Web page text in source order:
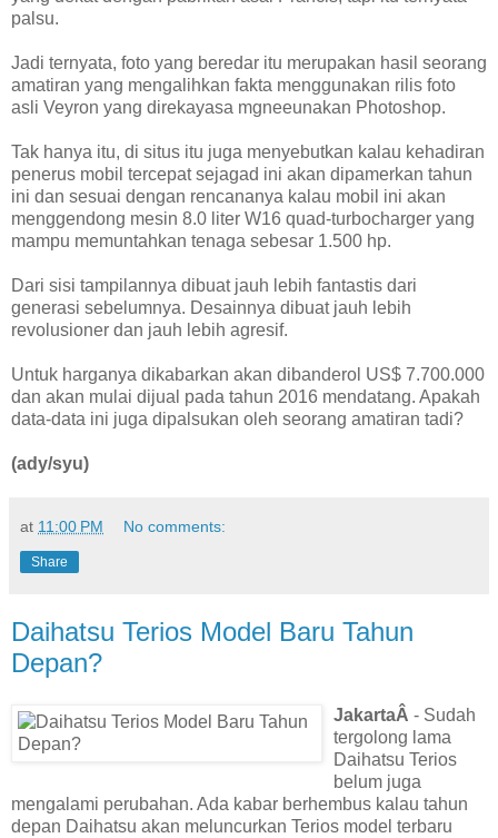
palsu.
Jadi ternyata, foto yang beredar itu merupakan hasil seorang
amatiran yang mengalihkan fakta menggunakan rilis foto
asli Veyron yang direkayasa mgneeunakan Photoshop.
Tak hanya itu, di situs itu juga menyebutkan kalau kehadiran
penerus mobil tercepat sejagad ini akan dipamerkan tahun
ini dan sesuai dengan rencananya kalau mobil ini akan
menggendong mesin 8.0 liter W16 quad-turbocharger yang
mampu memuntahkan tenaga sebesar 1.500 hp.
Dari sisi tampilannya dibuat jauh lebih fantastis dari
generasi sebelumnya. Desainnya dibuat jauh lebih
revolusioner dan jauh lebih agresif.
Untuk harganya dikabarkan akan dibanderol US$ 7.700.000
dan akan mulai dijual pada tahun 2016 mendatang. Apakah
data-data ini juga dipalsukan oleh seorang amatiran tadi?
(ady/syu)
at 11:00 PM No comments:
Share
Daihatsu Terios Model Baru Tahun
Depan?
JakartaÂ - Sudah
tergolong lama
Daihatsu Terios
belum juga
mengalami perubahan. Ada kabar berhembus kalau tahun
depan Daihatsu akan meluncurkan Terios model terbaru